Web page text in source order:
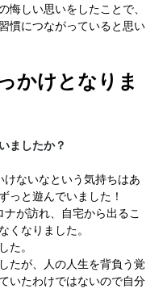
悔しい思いをしたことで、
慣につながっていると思い
かけとなりま
ましたか？
ないなという気持ちはあ
っと遊んでいました！
が訪れ、自宅から出るこ
くなりました。
た。
たが、人の人生を背負う覚
いたわけではないので自分